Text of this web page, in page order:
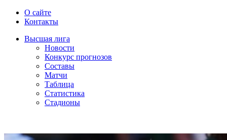
О сайте
Контакты
Высшая лига
Новости
Конкурс прогнозов
Составы
Матчи
Таблица
Статистика
Стадионы